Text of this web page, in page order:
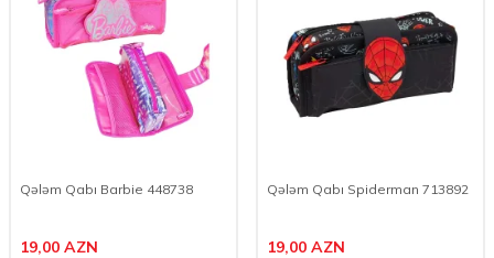
Qələm Qabı Barbie 448738
19,00 AZN
Qələm Qabı Spiderman 713892
19,00 AZN